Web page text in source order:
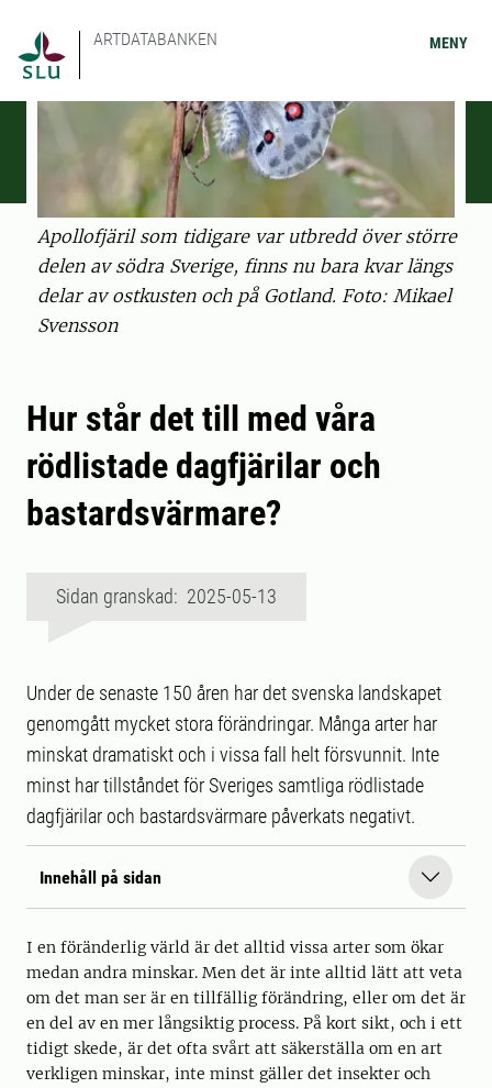
ARTDATABANKEN MENY
Apollofjäril som tidigare var utbredd över större
delen av södra Sverige, finns nu bara kvar längs
delar av ostkusten och på Gotland. Foto: Mikael
Svensson
Hur står det till med våra
rödlistade dagfjärilar och
bastardsvärmare?
Sidan granskad: 2025-05-13
Under de senaste 150 åren har det svenska landskapet
genomgått mycket stora förändringar. Många arter har
minskat dramatiskt och i vissa fall helt försvunnit. Inte
minst har tillståndet för Sveriges samtliga rödlistade
dagfjärilar och bastardsvärmare påverkats negativt.
Innehåll på sidan
I en föränderlig värld är det alltid vissa arter som ökar
medan andra minskar. Men det är inte alltid lätt att veta
om det man ser är en tillfällig förändring, eller om det är
en del av en mer långsiktig process. På kort sikt, och i ett
tidigt skede, är det ofta svårt att säkerställa om en art
verkligen minskar, inte minst gäller det insekter och